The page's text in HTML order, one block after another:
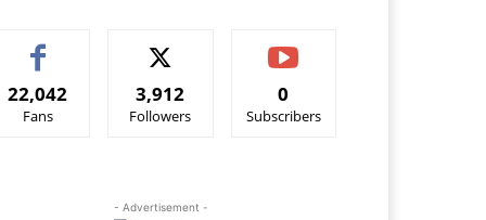
22,042
Fans
3,912
Followers
0
Subscribers
- Advertisement -